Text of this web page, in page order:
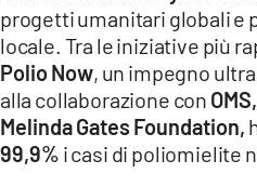
progetti umanitari globali e
locale. Tra le iniziative più
Polio Now, un impegno
alla collaborazione con
Melinda Gates Foundation,
99,9% i casi di poliomielite